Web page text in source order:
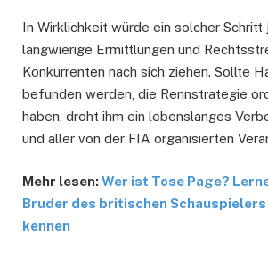
In Wirklichkeit würde ein solcher Schritt
langwierige Ermittlungen und
Konkurrenten nach sich ziehen. Sollte
befunden werden, die Rennstrategie
haben, droht ihm ein lebenslanges
und aller von der FIA organisierten
Mehr lesen:Wer ist Tose Page?
Bruder des britischen Schauspielers
kennen